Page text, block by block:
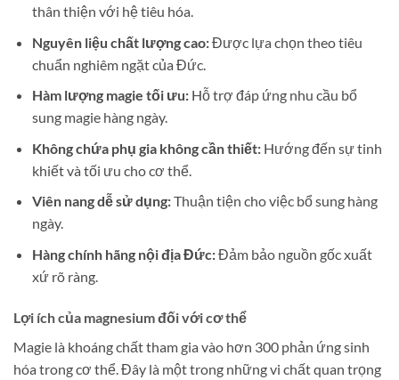
thân thiện với hệ tiêu hóa.
Nguyên liệu chất lượng cao:Được lựa chọn theo tiêu
chuẩn nghiêm ngặt của Đức.
Hàm lượng magie tối ưu:Hỗ trợ đáp ứng nhu cầu bổ
sung magie hàng ngày.
Không chứa phụ gia không cần thiết:Hướng đến sự tinh
khiết và tối ưu cho cơ thể.
Viên nang dễ sử dụng:Thuận tiện cho việc bổ sung hàng
ngày.
Hàng chính hãng nội địa Đức:Đảm bảo nguồn gốc xuất
xứ rõ ràng.
Lợi ích của magnesium đối với cơ thể
Magie là khoáng chất tham gia vào hơn 300 phản ứng sinh
hóa trong cơ thể. Đây là một trong những vi chất quan trọng